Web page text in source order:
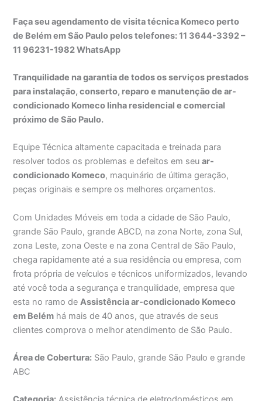
Faça seu agendamento de visita técnica Komeco perto
de Belém em São Paulo pelos telefones: 11 3644-3392 –
11 96231-1982 WhatsApp
Tranquilidade na garantia de todos os serviços prestados
para instalação, conserto, reparo e manutenção de ar-
condicionado Komeco linha residencial e comercial
próximo de São Paulo.
Equipe Técnica altamente capacitada e treinada para
resolver todos os problemas e defeitos em seuar-
condicionado Komeco, maquinário de última geração,
peças originais e sempre os melhores orçamentos.
Com Unidades Móveis em toda a cidade de São Paulo,
grande São Paulo, grande ABCD, na zona Norte, zona Sul,
zona Leste, zona Oeste e na zona Central de São Paulo,
chega rapidamente até a sua residência ou empresa, com
frota própria de veículos e técnicos uniformizados, levando
até você toda a segurança e tranquilidade, empresa que
esta no ramo deAssistência ar-condicionado Komeco
em Belém há mais de 40 anos, que através de seus
clientes comprova o melhor atendimento de São Paulo.
Área de Cobertura: São Paulo, grande São Paulo e grande
ABC